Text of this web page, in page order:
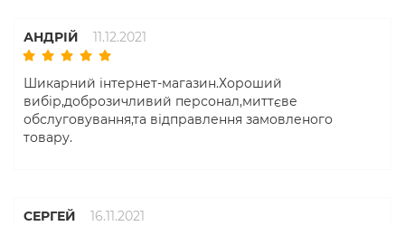
АНДРІЙ 11.12.2021
Шикарний інтернет-магазин.Хороший
вибір,доброзичливий персонал,миттєве
обслуговування,та відправлення замовленого
товару.
СЕРГЕЙ 16.11.2021